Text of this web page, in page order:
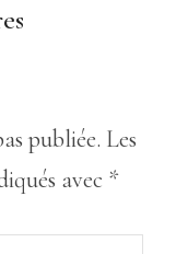
publiée. Les
avec *